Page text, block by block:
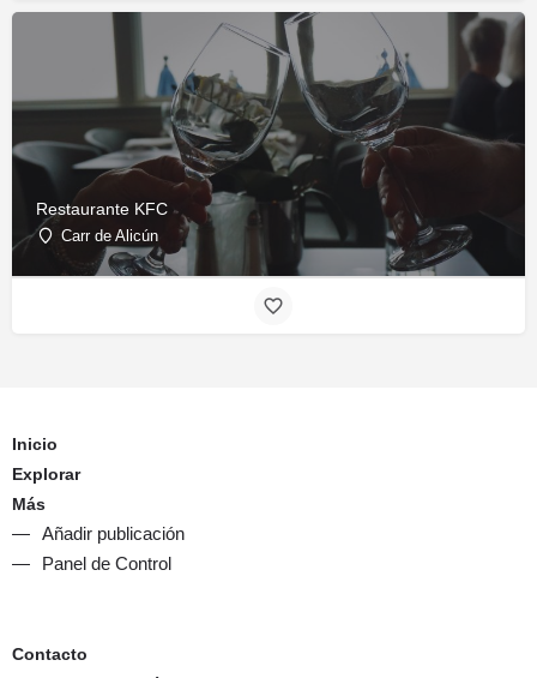
Restaurante KFC
Carr de Alicún
Inicio
Explorar
Más
Añadir publicación
Panel de Control
Contacto